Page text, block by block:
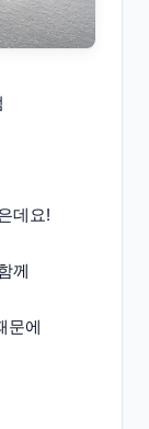
데요!
께
문에